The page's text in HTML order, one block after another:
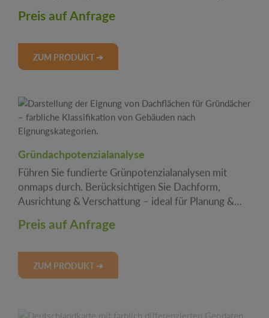
Preis auf Anfrage
ZUM PRODUKT ➔
Gründachpotenzialanalyse
Führen Sie fundierte Grünpotenzialanalysen mit
onmaps durch. Berücksichtigen Sie Dachform,
Ausrichtung & Verschattung – ideal für Planung &
Preis auf Anfrage
ZUM PRODUKT ➔